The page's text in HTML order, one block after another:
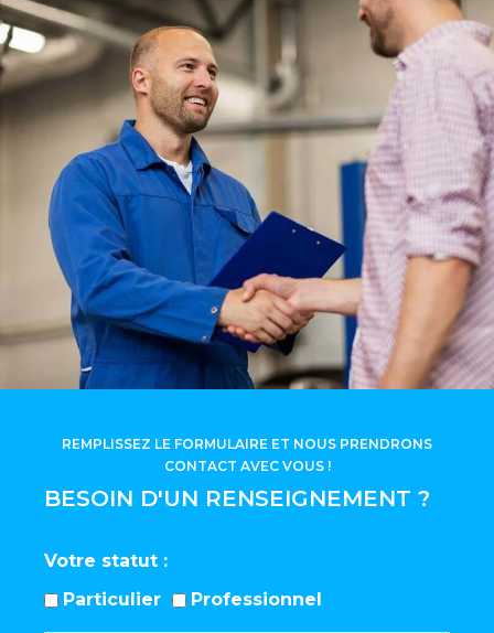
BESOIN D'UN RENSEIGNEMENT ?
REMPLISSEZ LE FORMULAIRE ET NOUS PRENDRONS
CONTACT AVEC VOUS !
Votre statut
Particulier
Professionnel